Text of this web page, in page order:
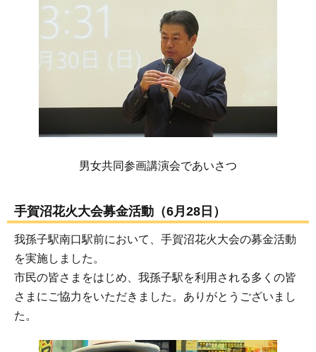
男女共同参画講演会であいさつ
手賀沼花火大会募金活動（6月28日）
我孫子駅南口駅前において、手賀沼花火大会の募金活動
を実施しました。
市民の皆さまをはじめ、我孫子駅を利用される多くの皆
さまにご協力をいただきました。ありがとうございまし
た。